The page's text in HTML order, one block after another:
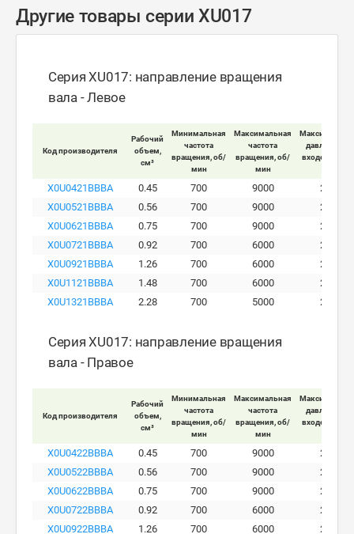
Другие товары серии XU017
Серия XU017: направление вращения
вала - Левое
Код производителя
Рабочий
объем,
см³
Минимальная
частота
вращения, об/
мин
Максимальная
частота
вращения, об/
мин
давление на
входе
X0U0421BBBA 0.45 700 9000
280
X0U0521BBBA
0.56 700 9000
280
X0U0621BBBA
0.75 700 9000
280
X0U0721BBBA
0.92 700 6000
280
X0U0921BBBA
1.26 700 6000
280
X0U1121BBBA
1.48 700 6000
280
X0U1321BBBA
2.28 700 5000 210
Серия XU017: направление вращения
вала - Правое
Код производителя
Рабочий
объем,
см³
Минимальная
частота
вращения, об/
мин
Максимальная
частота
вращения, об/
мин
давление на
входе
X0U0422BBBA 0.45 700 9000
280
X0U0522BBBA
0.56 700 9000
280
X0U0622BBBA
0.75 700 9000
280
X0U0722BBBA
0.92 700 6000
280
X0U0922BBBA
1.26 700 6000 280